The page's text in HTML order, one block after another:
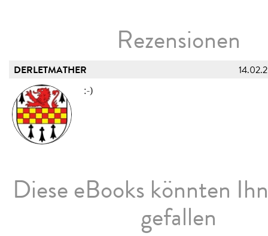
Rezensionen
DERLETMATHER
:-)
Diese eBooks könnten
gefallen